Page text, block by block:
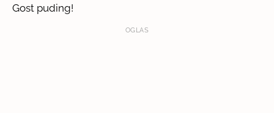
Gost puding!
OGLAS